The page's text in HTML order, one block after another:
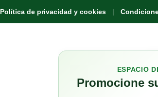
Política de privacidad y cookies
ESPACIO
Promocione